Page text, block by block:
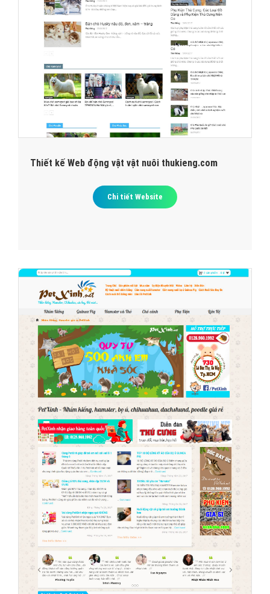
Thiết kế Web động vật vật nuôi thukieng.com
Chi tiết Website